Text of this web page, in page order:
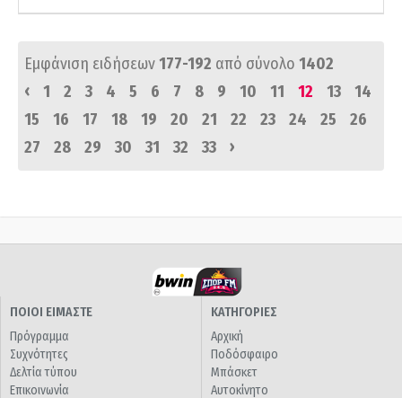
Εμφάνιση ειδήσεων177-192 από σύνολο 1402
‹
1 2 3 4 5 6 7 8 9 10 11 12 13
14
15
16 17 18 19 20 21 22 23 24 25
26
27
28 29 30 31 32 33 ›
ΠΟΙΟΙ ΕΙΜΑΣΤΕ
Πρόγραμμα
Συχνότητες
Δελτία τύπου
Επικοινωνία
ΚΑΤΗΓΟΡΙΕΣ
Αρχική
Ποδόσφαιρο
Μπάσκετ
Αυτοκίνητο